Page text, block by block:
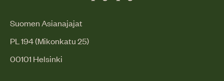
Suomen Asianajajat
PL 194 (Mikonkatu 25)
00101 Helsinki